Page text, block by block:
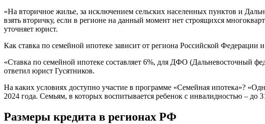
«На вторичное жилье, за исключением сельских населенных пунктов и
взять вторичку, если в регионе на данный момент нет строящихся
уточняет юрист.
Как ставка по семейной ипотеке зависит от региона Российской
«Ставка по семейной ипотеке составляет 6%, для ДФО (Дальневосточный
ответил юрист Гусятников.
На каких условиях доступно участие в программе «Семейная ипотека»?
2024 года. Семьям, в которых воспитывается ребенок с инвалидностью –
Размеры кредита в регионах РФ